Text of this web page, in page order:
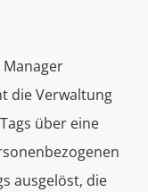
Manager
die Verwaltung
über eine
ausgelöst, die